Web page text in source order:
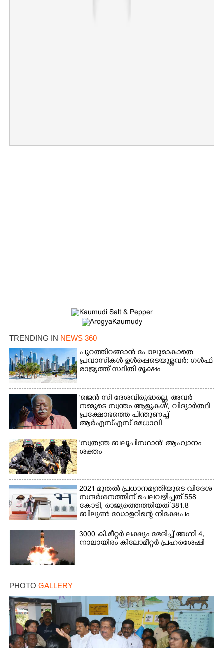
TRENDING IN NEWS 360
പുറത്തിറങ്ങാൻ പോലുമാകാതെ
പ്രവാസികൾ ഉൾപ്പെടെയുള്ളവർ; ഗൾഫ്
രാജ്യത്ത് സ്ഥിതി രൂക്ഷം
'ജെൻ സി ദേശവിരുദ്ധരല്ല, അവർ
നമ്മുടെ സ്വന്തം ആളുകൾ', വിദ്യാർത്ഥി
പ്രക്ഷോഭത്തെ പിന്തുണച്ച്
ആർഎസ്‌എസ് മേധാവി
'സ്വതന്ത്ര ബലൂചിസ്ഥാൻ' ആഹ്വാനം
ശക്തം
2021 മുതൽ പ്രധാനമന്ത്രിയുടെ വിദേശ
സന്ദർശനത്തിന് ചെലവഴിച്ചത് 558
കോടി, രാജ്യത്തെത്തിയത് 381.8
ബില്യൺ ഡോളറിന്റെ നിക്ഷേപം
3000 കി.മീറ്റർ ലക്ഷ്യം ഭേദിച്ച് അഗ്നി 4,
നാലായിരം കിലോമീറ്റർ പ്രഹരശേഷി
PHOTO GALLERY